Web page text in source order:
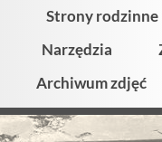
Strony rodzinne
Narzędzia
Archiwum zdjęć